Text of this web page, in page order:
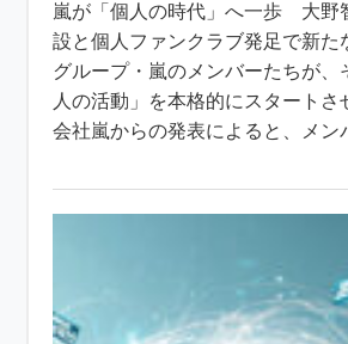
嵐が「個人の時代」へ一歩 大野
設と個人ファンクラブ発足で新た
グループ・嵐のメンバーたちが、
人の活動」を本格的にスタートさ
会社嵐からの発表によると、メン